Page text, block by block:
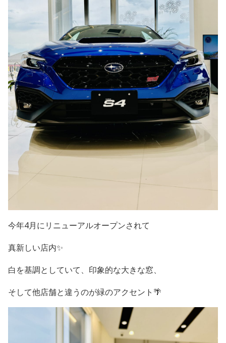
今年4月にリニューアルオープンされて
真新しい店内✨
白を基調としていて、印象的な大きな窓、
そして他店舗と違うのが緑のアクセント🌴